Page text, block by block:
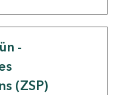
-
(ZSP)